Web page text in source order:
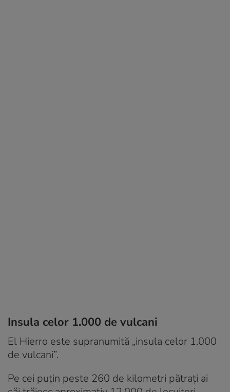
Insula celor 1.000 de vulcani
El Hierro este supranumită „insula celor 1.000
de vulcani”.
Pe cei puțin peste 260 de kilometri pătrați ai